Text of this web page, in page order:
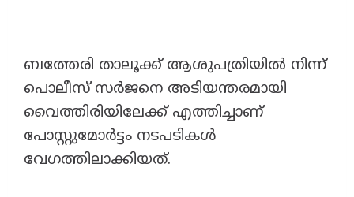
ബത്തേരി താലൂക്ക് ആശുപത്രിയിൽ നിന്ന്
പൊലീസ് സർജനെ അടിയന്തരമായി
വൈത്തിരിയിലേക്ക് എത്തിച്ചാണ്
പോസ്റ്റുമോർട്ടം നടപടികൾ
വേഗത്തിലാക്കിയത്.